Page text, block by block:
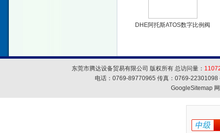
DHE阿托斯ATOS数字比例阀
东莞市腾达设备贸易有限公司 版权所有 总访问量：
电话：0769-89770965 传真：0769-
GoogleSitemap网